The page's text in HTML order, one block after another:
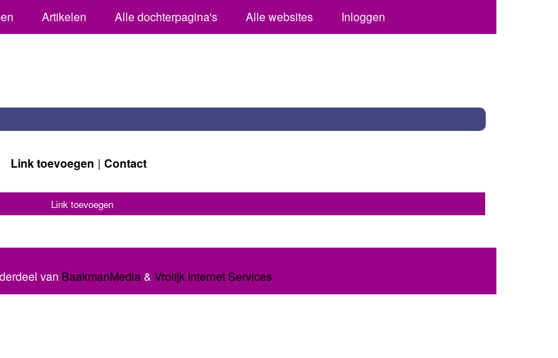
Artikelen Alle dochterpagina's Alle websites Inloggen
Link toevoegen Contact
Link toevoegen
van BaakmanMedia& Vrolijk Internet Services